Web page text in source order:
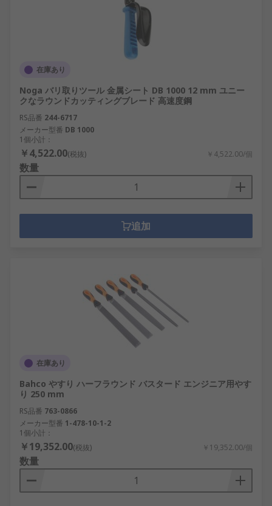
在庫あり
Noga バリ取りツール 金属シート DB 1000 12 mm ユニー
クなラウンドカッティングブレード 高速度鋼
RS品番 244-6717
メーカー型番 DB 1000
1個小計：
￥4,522.00(税抜) ￥4,522.00/個
数量
追加
在庫あり
Bahco やすり ハーフラウンド バスタード エンジニア用やす
り 250 mm
RS品番 763-0866
メーカー型番 1-478-10-1-2
1個小計：
￥19,352.00(税抜) ￥19,352.00/個
数量